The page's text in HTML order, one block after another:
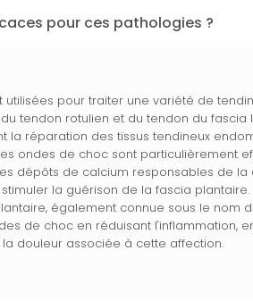
pour ces pathologies ?
utilisées pour traiter une variété de
tendon rotulien et du tendon du fascia
la réparation des tissus tendineux
ondes de choc sont particulièrement
dépôts de calcium responsables de la
la guérison de la fascia plantaire.
également connue sous le nom
de choc en réduisant l'inflammation,
douleur associée à cette affection.